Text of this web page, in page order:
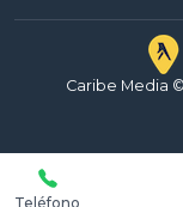
Teléfono
Caribe Media